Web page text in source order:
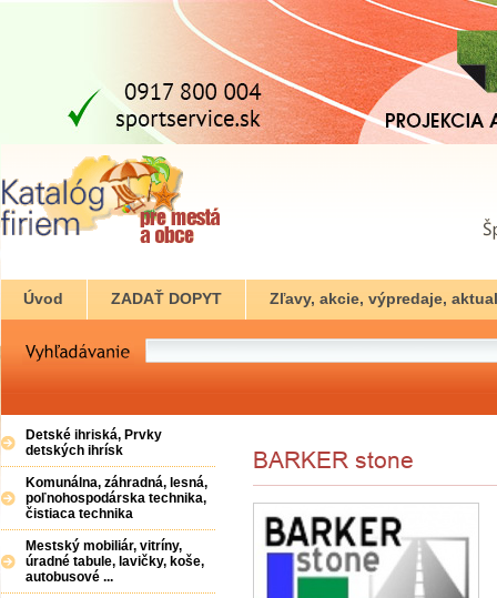
Úvod ZADAŤ DOPYT Zľavy, akcie, výpredaje,
Detské ihriská, Prvky
detských ihrísk
Komunálna, záhradná, lesná,
poľnohospodárska technika,
čistiaca technika
Mestský mobiliár, vitríny,
úradné tabule, lavičky, koše,
autobusové ...